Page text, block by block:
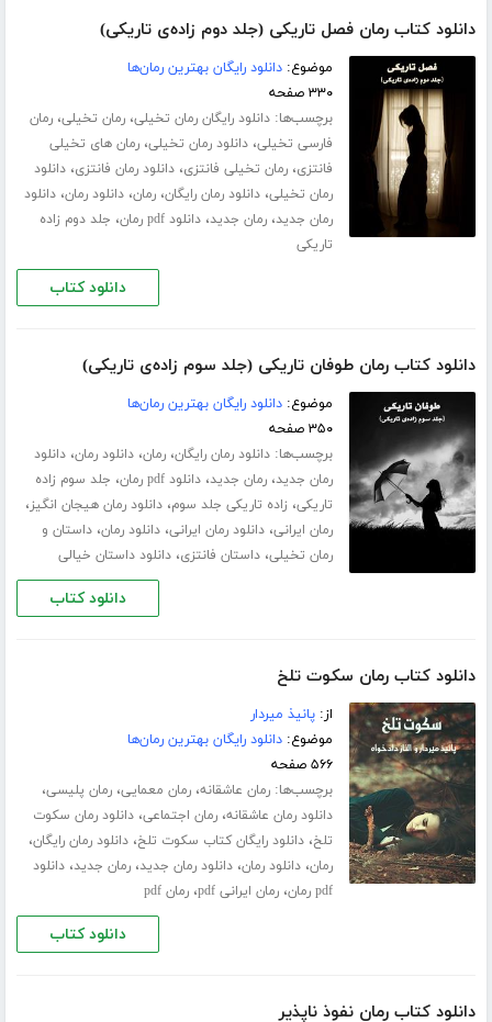
دانلود کتاب رمان فصل تاریکی (جلد دوم زاده‌ی تاریکی)
موضوع:دانلود رایگان بهترین رمان‌ها
۳۳۰ صفحه
برچسب‌ها:دانلود رایگان رمان تخیلی،رمان تخیلی،رمان
فارسی تخیلی،دانلود رمان تخیلی،رمان های تخیلی
فانتزی،رمان تخیلی فانتزی،دانلود رمان فانتزی،دانلود
رمان تخیلی،دانلود رمان رایگان،رمان،دانلود رمان،دانلود
رمان جدید،رمان جدید،دانلود pdf رمان ، جلد دوم زاده
تاریکی
دانلود کتاب
دانلود کتاب رمان طوفان تاریکی (جلد سوم زاده‌ی تاریکی)
موضوع:دانلود رایگان بهترین رمان‌ها
۳۵۰ صفحه
برچسب‌ها:دانلود رمان رایگان،رمان،دانلود رمان،دانلود
رمان جدید،رمان جدید،دانلود pdf رمان ، جلد سوم زاده
تاریکی، زاده تاریکی جلد سوم،دانلود رمان هیجان انگیز،
رمان ایرانی،دانلود رمان ایرانی،دانلود رمان،داستان و
رمان تخیلی،داستان فانتزی،دانلود داستان خیالی
دانلود کتاب
دانلود کتاب رمان سکوت تلخ
از:پانیذ میردار
موضوع:دانلود رایگان بهترین رمان‌ها
۵۶۶ صفحه
برچسب‌ها:رمان عاشقانه،رمان معمایی،رمان پلیسی،
دانلود رمان عاشقانه،رمان اجتماعی،دانلود رمان سکوت
تلخ،دانلود رایگان کتاب سکوت تلخ،دانلود رمان رایگان،
رمان،دانلود رمان،دانلود رمان جدید،رمان جدید،دانلود
pdf رمان
،رمان ایرانی pdf ،رمان pdf
دانلود کتاب
دانلود کتاب رمان نفوذ ناپذیر